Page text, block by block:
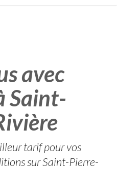
avec
Saint-
tarif pour vos
sur Saint-Pierre-